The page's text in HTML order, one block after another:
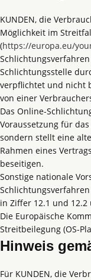
KUNDEN, die
Möglichkeit im
(https://europa.eu/
Schlichtungsstelle
verpflichtet und nicht
von einer
Das Online-
Voraussetzung für
sondern stellt eine
Rahmen eines
beseitigen.
Sonstige nationale
in Ziffer 12.1 und
Die Europäische
Streitbeilegung (OS-
Hinweis
Für KUNDEN, die